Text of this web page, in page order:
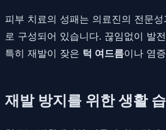
피부 치료의 성패는 의료진의 전문
로 구성되어 있습니다. 끊임없이 발
특히 재발이 잦은 턱 여드름이나 염
재발 방지를 위한 생활